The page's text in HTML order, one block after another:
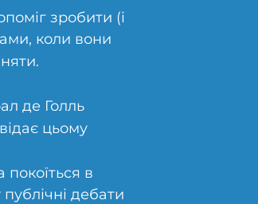
зробити (і
коли вони
де Голль
цьому
в
дебати